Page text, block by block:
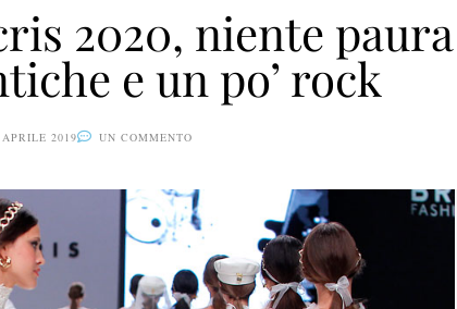
2020, niente paura
e un po’ rock
APRILE 2019 UN COMMENTO